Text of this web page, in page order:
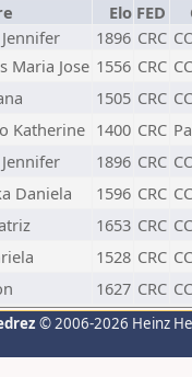
Elo FED
1896 CRC
Maria Jose 1556 CRC
1505 CRC
Katherine 1400 CRC
1896 CRC
Daniela 1596 CRC
1653 CRC
1528 CRC
1627 CRC
© 2006-2026 Heinz